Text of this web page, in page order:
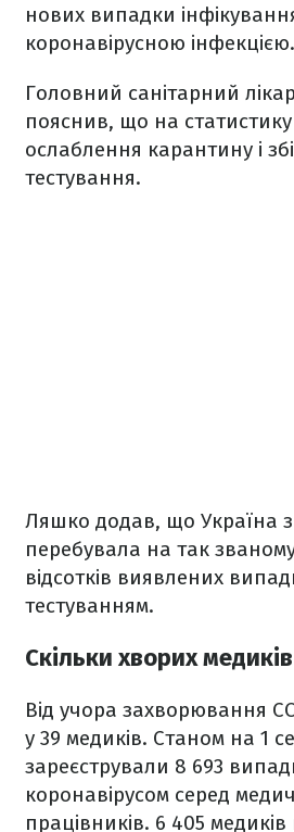
нових випадки
коронавірусною інфекцією.
Головний санітарний
пояснив, що на
ослаблення карантину і
тестування.
Ляшко додав, що Україна
перебувала на так
відсотків виявлених
тестуванням.
Скільки хворих
Від учора захворювання
у 39 медиків. Станом на 1
зареєстрували 8 693
коронавірусом серед
працівників. 6 405